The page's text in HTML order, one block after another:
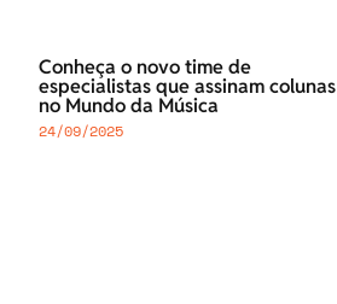
Conheça o novo time de
especialistas que assinam colunas
no Mundo da Música
24/09/2025